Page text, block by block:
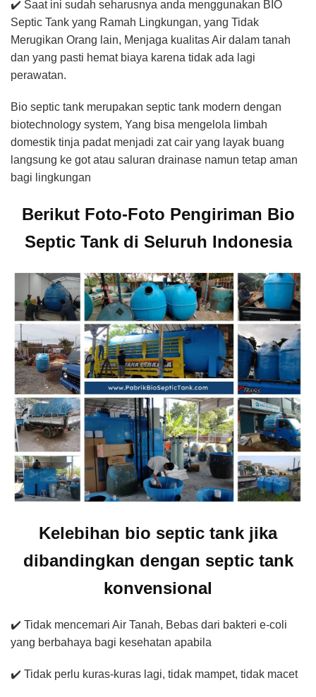
✔️ Saat ini sudah seharusnya anda menggunakan BIO
Septic Tank yang Ramah Lingkungan, yang Tidak
Merugikan Orang lain, Menjaga kualitas Air dalam tanah
dan yang pasti hemat biaya karena tidak ada lagi
perawatan.
Bio septic tank merupakan septic tank modern dengan
biotechnology system, Yang bisa mengelola limbah
domestik tinja padat menjadi zat cair yang layak buang
langsung ke got atau saluran drainase namun tetap aman
bagi lingkungan
Berikut Foto-Foto Pengiriman Bio
Septic Tank di Seluruh Indonesia
Kelebihan bio septic tank jika
dibandingkan dengan septic tank
konvensional
✔️ Tidak mencemari Air Tanah, Bebas dari bakteri e-coli
yang berbahaya bagi kesehatan apabila
✔️ Tidak perlu kuras-kuras lagi, tidak mampet, tidak macet